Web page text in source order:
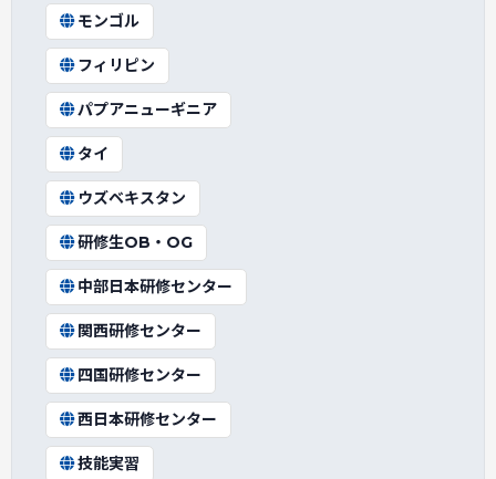
モンゴル
フィリピン
パプアニューギニア
タイ
ウズベキスタン
研修生OB・OG
中部日本研修センター
関西研修センター
四国研修センター
西日本研修センター
技能実習